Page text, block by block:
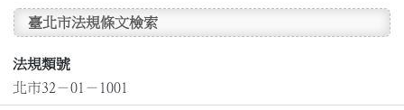
臺北市法規條文檢索
法規類號
北市32－01－1001